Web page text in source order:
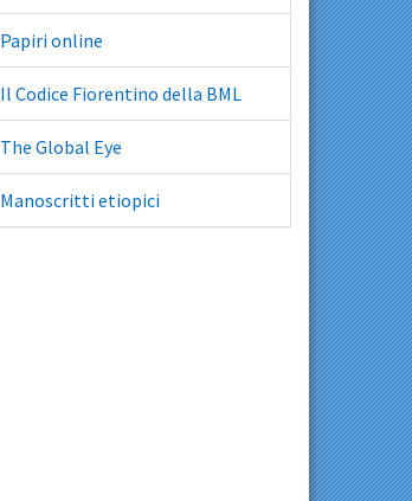
Papiri online
Il Codice Fiorentino della BML
The Global Eye
Manoscritti etiopici